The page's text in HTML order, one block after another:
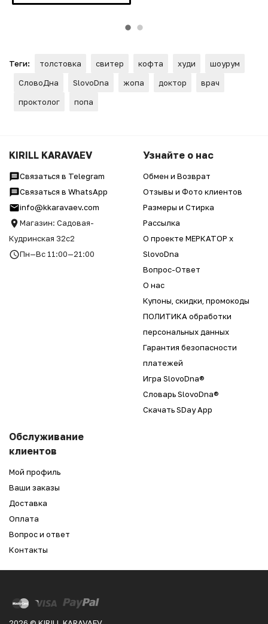
Теги: толстовка свитер кофта худи
шоурум
СловоДна
SlovoDna жопа доктор
врач
проктолог
попа
KIRILL KARAVAEV
Связаться в Telegram
Связаться в WhatsApp
info@kkaravaev.com
Магазин: Садовая-
Кудринская 32с2
Пн—Вс 11:00—21:00
Узнайте о нас
Обмен и Возврат
Отзывы и Фото клиентов
Размеры и Стирка
Рассылка
О проекте МЕРКАТОР x
SlovoDna
Вопрос-Ответ
О нас
Купоны, скидки, промокоды
ПОЛИТИКА обработки
персональных данных
Гарантия безопасности
платежей
Игра SlovoDna®
Словарь SlovoDna®
Скачать SDay App
Обслуживание
клиентов
Мой профиль
Ваши заказы
Доставка
Оплата
Вопрос и ответ
Контакты